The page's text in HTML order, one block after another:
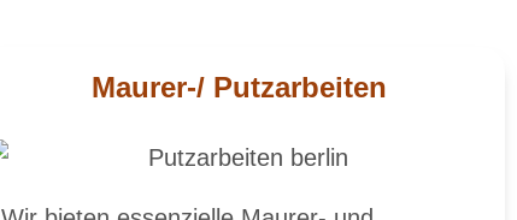
Maurer-/ Putzarbeiten